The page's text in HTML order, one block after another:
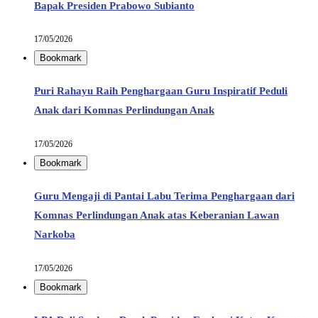
Bapak Presiden Prabowo Subianto
17/05/2026
Bookmark
Puri Rahayu Raih Penghargaan Guru Inspiratif Peduli
Anak dari Komnas Perlindungan Anak
17/05/2026
Bookmark
Guru Mengaji di Pantai Labu Terima Penghargaan dari
Komnas Perlindungan Anak atas Keberanian Lawan
Narkoba
17/05/2026
Bookmark